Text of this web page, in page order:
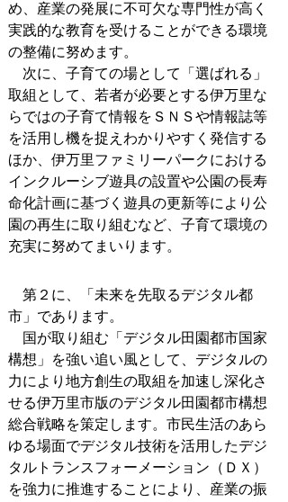
め、産業の発展に不可欠な専門性が高く
実践的な教育を受けることができる環境
の整備に努めます。
次に、子育ての場として「選ばれる」
取組として、若者が必要とする伊万里な
らではの子育て情報をＳＮＳや情報誌等
を活用し機を捉えわかりやすく発信する
ほか、伊万里ファミリーパークにおける
インクルーシブ遊具の設置や公園の長寿
命化計画に基づく遊具の更新等により公
園の再生に取り組むなど、子育て環境の
充実に努めてまいります。
第２に、「未来を先取るデジタル都
市」であります。
国が取り組む「デジタル田園都市国家
構想」を強い追い風として、デジタルの
力により地方創生の取組を加速し深化さ
せる伊万里市版のデジタル田園都市構想
総合戦略を策定します。市民生活のあら
ゆる場面でデジタル技術を活用したデジ
タルトランスフォーメーション（ＤＸ）
を強力に推進することにより、産業の振